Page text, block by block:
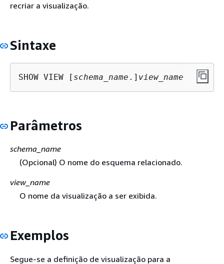
recriar a visualização.
Sintaxe
SHOW VIEW [ schema_name .] view_name
Parâmetros
schema_name
(Opcional) O nome do esquema relacionado.
view_name
O nome da visualização a ser exibida.
Exemplos
Segue-se a definição de visualização para a